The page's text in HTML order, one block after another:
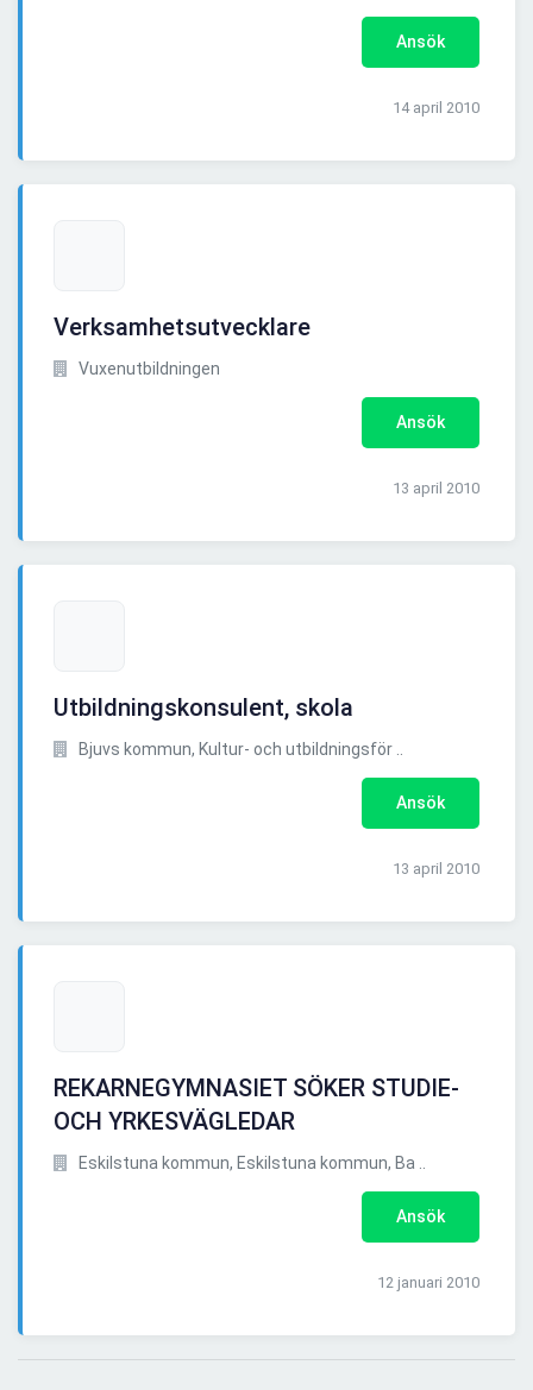
Ansök
14 april 2010
Verksamhetsutvecklare
Vuxenutbildningen
Ansök
13 april 2010
Utbildningskonsulent, skola
Bjuvs kommun, Kultur- och utbildningsför ..
Ansök
13 april 2010
REKARNEGYMNASIET SÖKER STUDIE-
OCH YRKESVÄGLEDAR
Eskilstuna kommun, Eskilstuna kommun, Ba ..
Ansök
12 januari 2010